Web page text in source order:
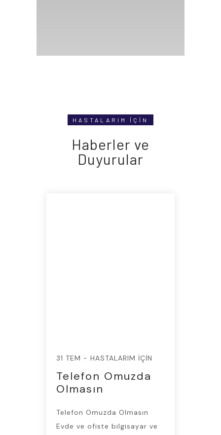
HASTALARIM İÇİN
Haberler ve
Duyurular
31 TEM - HASTALARIM İÇIN
Telefon Omuzda
Olmasın
Telefon Omuzda Olmasın
Evde ve ofiste bilgisayar ve